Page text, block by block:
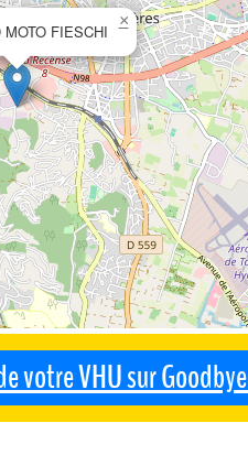
FIESCHI
×
votre VHU sur